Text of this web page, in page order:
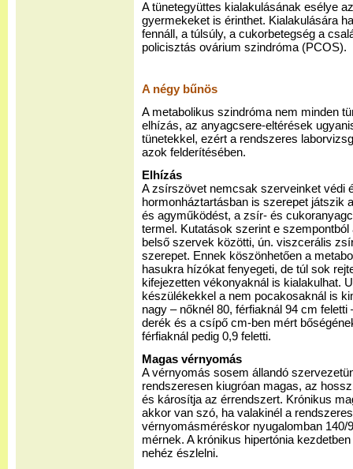
A tünetegyüttes kialakulásának esélye
gyermekeket is érinthet. Kialakulására
fennáll, a túlsúly, a cukorbetegség a
policisztás ovárium szindróma (PCOS).
A négy bűnös
A metabolikus szindróma nem minden
elhízás, az anyagcsere-eltérések
tünetekkel, ezért a rendszeres
azok felderítésében.
Elhízás
A zsírszövet nemcsak szerveinket védi
hormonháztartásban is szerepet játszik
és agyműködést, a zsír- és
termel. Kutatások szerint e
belső szervek közötti, ún. viszcerális
szerepet. Ennek köszönhetően a
hasukra hízókat fenyegeti, de túl sok
kifejezetten vékonyaknál is kialakulhat.
készülékekkel a nem pocakosaknál is
nagy – nőknél 80, férfiaknál 94 cm
derék és a csípő cm-ben mért
férfiaknál pedig 0,9 feletti.
Magas vérnyomás
A vérnyomás sosem állandó
rendszeresen kiugróan magas, az
és károsítja az érrendszert. Krónikus
akkor van szó, ha valakinél a
vérnyomásméréskor nyugalomban 140/
mérnek. A krónikus hipertónia
nehéz észlelni.